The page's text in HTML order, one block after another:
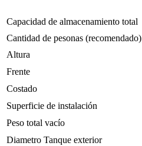
Capacidad de almacenamiento total
Cantidad de pesonas (recomendado)
Altura
Frente
Costado
Superficie de instalación
Peso total vacío
Diametro Tanque exterior